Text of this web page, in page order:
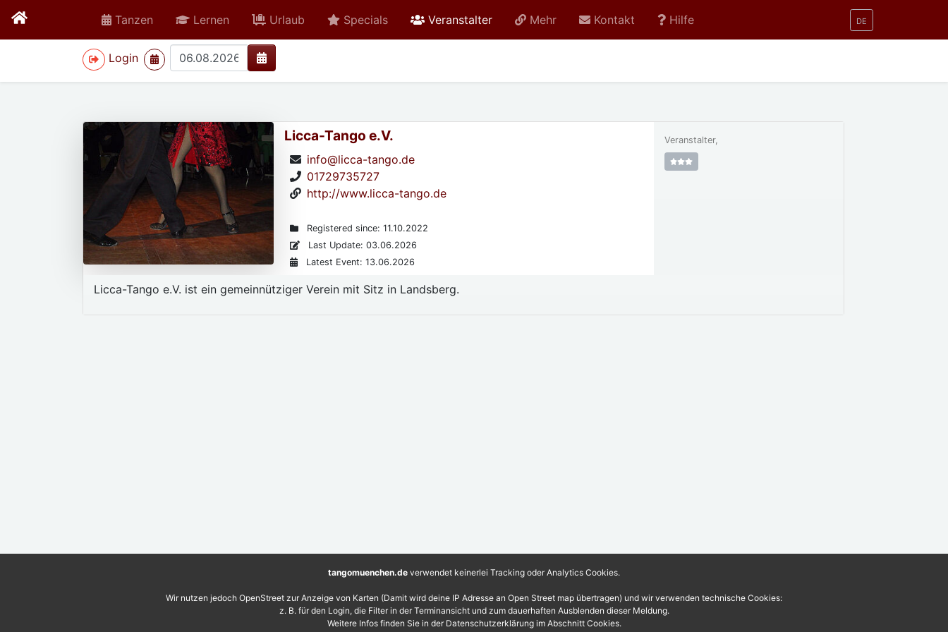
Tanzen Lernen Urlaub Specials Veranstalteractive Mehr Kontakt Hilfe DE
Login
>
Licca-Tango e.V.
info@licca-tango.de
01729735727
http://www.licca-tango.de
Registered since: 11.10.2022
Last Update: 03.06.2026
Latest Event: 13.06.2026
Veranstalter,
Licca-Tango e.V. ist ein gemeinnütziger Verein mit Sitz in Landsberg.
tangomuenchen.de verwendet keinerlei Tracking oder Analytics Cookies.
Wir nutzen jedoch OpenStreet zur Anzeige von Karten (Damit wird deine IP Adresse an Open Street map übertragen) und wir verwenden technische Cookies:
z. B. für den Login, die Filter in der Terminansicht und zum dauerhaften Ausblenden dieser Meldung.
Weitere Infos finden Sie in der Datenschutzerklärung im Abschnitt Cookies.